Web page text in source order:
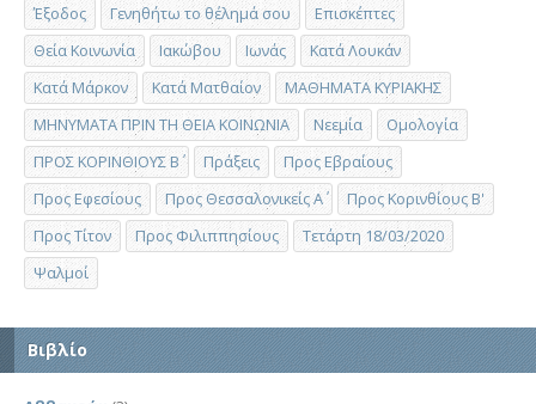
Έξοδος Γενηθήτω το θέλημά σου
Επισκέπτες
Θεία Κοινωνία
Ιακώβου Ιωνάς
Κατά Λουκάν
Κατά Μάρκον
Κατά Ματθαίον
ΜΑΘΗΜΑΤΑ ΚΥΡΙΑΚΗΣ
ΜΗΝΥΜΑΤΑ ΠΡΙΝ ΤΗ ΘΕΙΑ ΚΟΙΝΩΝΙΑ
Νεεμία
Ομολογία
ΠΡΟΣ ΚΟΡΙΝΘΙΟΥΣ Β΄
Πράξεις
Προς Εβραίους
Προς Εφεσίους
Προς Θεσσαλονικείς Α΄
Προς Κορινθίους Β'
Προς Τίτον
Προς Φιλιππησίους
Τετάρτη 18/03/2020
Ψαλμοί
Βιβλίο